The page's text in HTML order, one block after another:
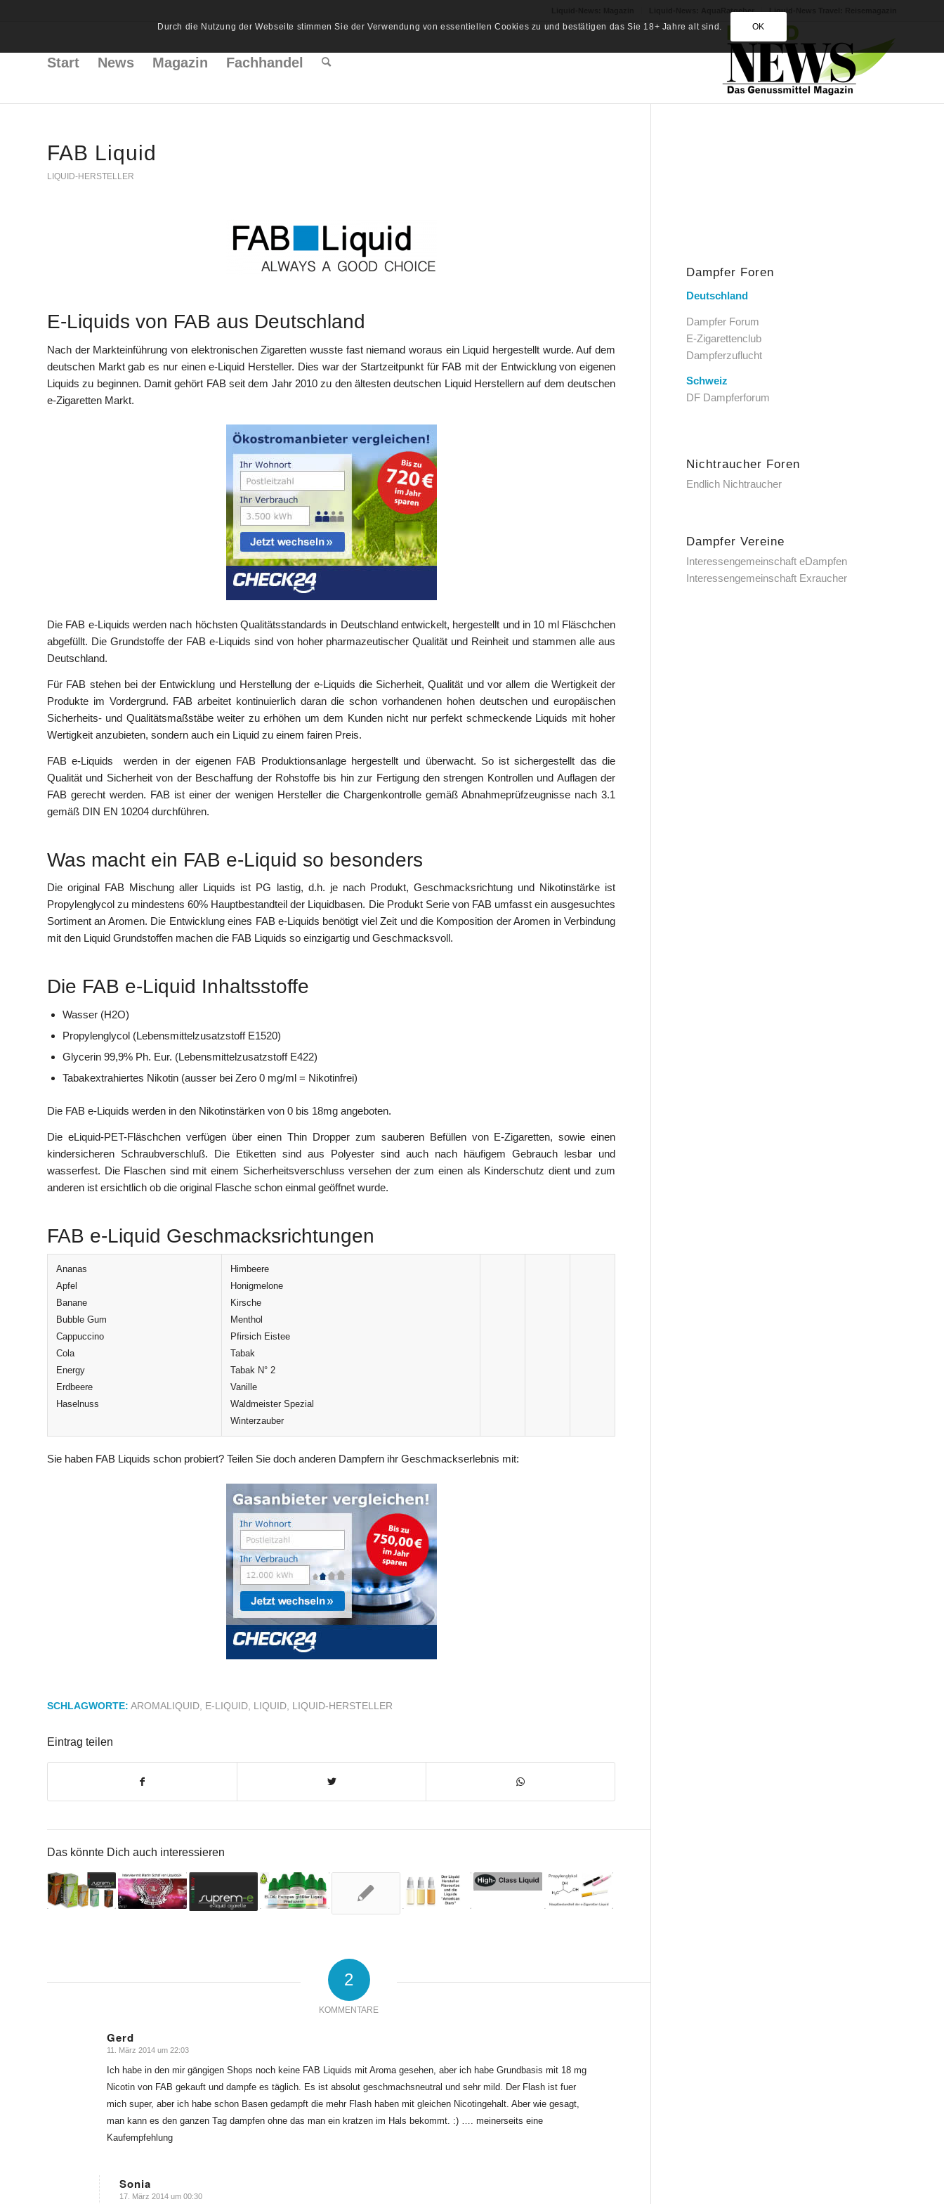
Liquid-News: AquaRatgeber Liquid-News Travel: Reisemagazin
Start News Magazin Fachhandel
FAB Liquid
LIQUID-HERSTELLER
E-Liquids von FAB aus Deutschland
Nach der Markteinführung von elektronischen Zigaretten wusste fast niemand woraus ein Liquid hergestellt wurde. Auf dem
deutschen Markt gab es nur einen e-Liquid Hersteller. Dies war der Startzeitpunkt für FAB mit der Entwicklung von eigenen
Liquids zu beginnen. Damit gehört FAB seit dem Jahr 2010 zu den ältesten deutschen Liquid Herstellern auf dem deutschen
e-Zigaretten Markt.
Die FAB e-Liquids werden nach höchsten Qualitätsstandards in Deutschland entwickelt, hergestellt und in 10 ml Fläschchen
abgefüllt. Die Grundstoffe der FAB e-Liquids sind von hoher pharmazeutischer Qualität und Reinheit und stammen alle aus
Deutschland.
Für FAB stehen bei der Entwicklung und Herstellung der e-Liquids die Sicherheit, Qualität und vor allem die Wertigkeit der
Produkte im Vordergrund. FAB arbeitet kontinuierlich daran die schon vorhandenen hohen deutschen und europäischen
Sicherheits- und Qualitätsmaßstäbe weiter zu erhöhen um dem Kunden nicht nur perfekt schmeckende Liquids mit hoher
Wertigkeit anzubieten, sondern auch ein Liquid zu einem fairen Preis.
FAB e-Liquids werden in der eigenen FAB Produktionsanlage hergestellt und überwacht. So ist sichergestellt das die
Qualität und Sicherheit von der Beschaffung der Rohstoffe bis hin zur Fertigung den strengen Kontrollen und Auflagen der
FAB gerecht werden. FAB ist einer der wenigen Hersteller die Chargenkontrolle gemäß Abnahmeprüfzeugnisse nach 3.1
gemäß DIN EN 10204 durchführen.
Was macht ein FAB e-Liquid so besonders
Die original FAB Mischung aller Liquids ist PG lastig, d.h. je nach Produkt, Geschmacksrichtung und Nikotinstärke ist
Propylenglycol zu mindestens 60% Hauptbestandteil der Liquidbasen. Die Produkt Serie von FAB umfasst ein ausgesuchtes
Sortiment an Aromen. Die Entwicklung eines FAB e-Liquids benötigt viel Zeit und die Komposition der Aromen in Verbindung
mit den Liquid Grundstoffen machen die FAB Liquids so einzigartig und Geschmacksvoll.
Die FAB e-Liquid Inhaltsstoffe
Wasser (H2O)
Propylenglycol (Lebensmittelzusatzstoff E1520)
Glycerin 99,9% Ph. Eur. (Lebensmittelzusatzstoff E422)
Tabakextrahiertes Nikotin (ausser bei Zero 0 mg/ml = Nikotinfrei)
Die FAB e-Liquids werden in den Nikotinstärken von 0 bis 18mg angeboten.
Die eLiquid-PET-Fläschchen verfügen über einen Thin Dropper zum sauberen Befüllen von E-Zigaretten, sowie einen
kindersicheren Schraubverschluß. Die Etiketten sind aus Polyester sind auch nach häufigem Gebrauch lesbar und
wasserfest. Die Flaschen sind mit einem Sicherheitsverschluss versehen der zum einen als Kinderschutz dient und zum
anderen ist ersichtlich ob die original Flasche schon einmal geöffnet wurde.
FAB e-Liquid Geschmacksrichtungen
Ananas
Apfel
Banane
Bubble Gum
Cappuccino
Cola
Energy
Erdbeere
Haselnuss
Himbeere
Honigmelone
Kirsche
Menthol
Pfirsich Eistee
Tabak
Tabak N° 2
Vanille
Waldmeister Spezial
Winterzauber
Sie haben FAB Liquids schon probiert? Teilen Sie doch anderen Dampfern ihr Geschmackserlebnis mit:
SCHLAGWORTE: AROMALIQUID E-LIQUID LIQUID LIQUID-HERSTELLER
Eintrag teilen
Das könnte Dich auch interessieren
2
KOMMENTARE
Gerd
sagte:
11. März 2014 um 22:03
Ich habe in den mir gängigen Shops noch keine FAB Liquids mit Aroma gesehen, aber ich habe Grundbasis mit 18 mg
Nicotin von FAB gekauft und dampfe es täglich. Es ist absolut geschmachsneutral und sehr mild. Der Flash ist fuer
mich super, aber ich habe schon Basen gedampft die mehr Flash haben mit gleichen Nicotingehalt. Aber wie gesagt,
man kann es den ganzen Tag dampfen ohne das man ein kratzen im Hals bekommt. :) …. meinerseits eine
Kaufempfehlung
Sonia
sagte:
17. März 2014 um 00:30
Dampfer Foren
Deutschland
Dampfer Forum
E-Zigarettenclub
Dampferzuflucht
Schweiz
DF Dampferforum
Nichtraucher Foren
Endlich Nichtraucher
Dampfer Vereine
Interessengemeinschaft eDampfen
Interessengemeinschaft Exraucher
Durch die Nutzung der Webseite stimmen Sie der Verwendung von essentiellen Cookies zu und bestätigen das Sie 18+ Jahre alt sind. OK